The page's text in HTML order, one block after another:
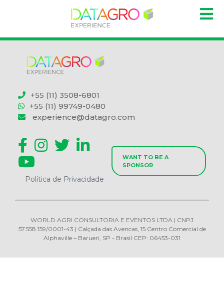
+55 (11) 3508-6801
+55 (11) 99749-0480
experience@datagro.com
Política de Privacidade
WANT TO BE A
SPONSOR
WORLD AGRI CONSULTORIA E EVENTOS LTDA | CNPJ
57.558.159/0001-43 | Calçada das Avencas, 15 Centro Comercial de
Alphaville – Barueri, SP - Brasil CEP: 06453-031